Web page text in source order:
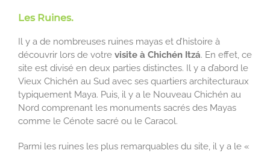
Les Ruines.
Il y a de nombreuses ruines mayas et d’histoire à
découvrir lors de votre visite à Chichén Itzá. En effet, ce
site est divisé en deux parties distinctes. Il y a d’abord le
Vieux Chichén au Sud avec ses quartiers architecturaux
typiquement Maya. Puis, il y a le Nouveau Chichén au
Nord comprenant les monuments sacrés des Mayas
comme le Cénote sacré ou le Caracol.
Parmi les ruines les plus remarquables du site, il y a le «